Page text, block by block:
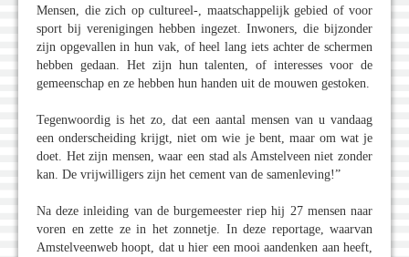
Mensen, die zich op cultureel-, maatschappelijk gebied of voor
sport bij verenigingen hebben ingezet. Inwoners, die bijzonder
zijn opgevallen in hun vak, of heel lang iets achter de schermen
hebben gedaan. Het zijn hun talenten, of interesses voor de
gemeenschap en ze hebben hun handen uit de mouwen gestoken.
Tegenwoordig is het zo, dat een aantal mensen van u vandaag
een onderscheiding krijgt, niet om wie je bent, maar om wat je
doet. Het zijn mensen, waar een stad als Amstelveen niet zonder
kan. De vrijwilligers zijn het cement van de samenleving!”
Na deze inleiding van de burgemeester riep hij 27 mensen naar
voren en zette ze in het zonnetje. In deze reportage, waarvan
Amstelveenweb hoopt, dat u hier een mooi aandenken aan heeft,